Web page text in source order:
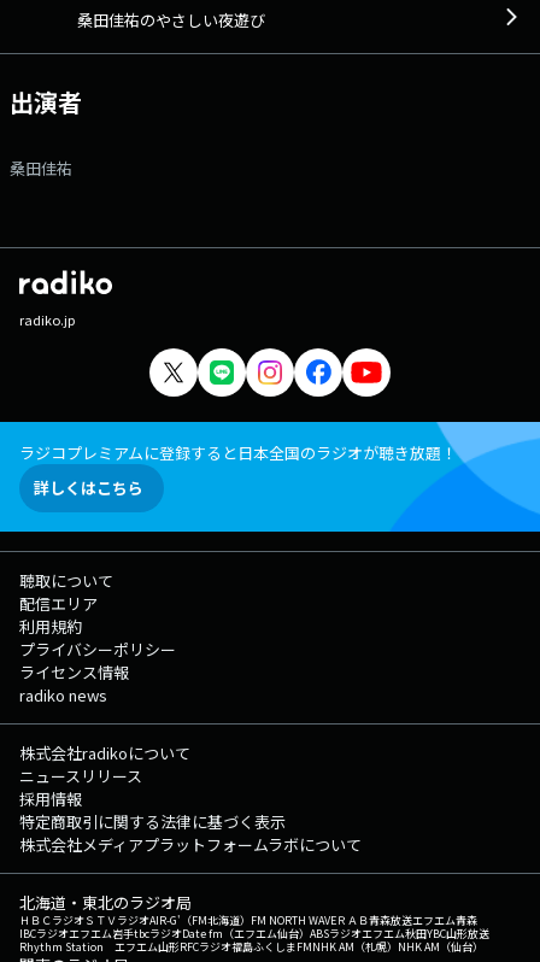
https://www.tfm.co.jp/yoasobi/ メッセージフォーム：
桑田佳祐のやさしい夜遊び
出演者
桑田佳祐
radiko.jp
ラジコプレミアムに登録すると日本全国のラジオが聴き放題！
詳しくはこちら
聴取について
配信エリア
利用規約
プライバシーポリシー
ライセンス情報
radiko news
株式会社radikoについて
ニュースリリース
採用情報
特定商取引に関する法律に基づく表示
株式会社メディアプラットフォームラボについて
北海道・東北のラジオ局
ＨＢＣラジオＳＴＶラジオAIR-G'（FM北海道） FM NORTH WAVEＲＡＢ青森放送エフエム青森
IBCラジオエフエム岩手tbcラジオDate fm（エフエム仙台） ABSラジオエフエム秋田YBC山形放送
Rhythm Station エフエム山形RFCラジオ福島ふくしまFMNHK AM（札幌） NHK AM（仙台）